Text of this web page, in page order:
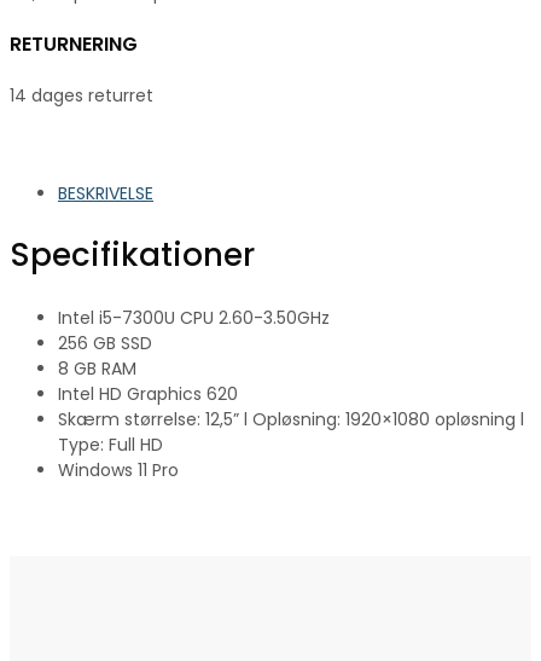
RETURNERING
14 dages returret
BESKRIVELSE
Specifikationer
Intel i5-7300U CPU 2.60-3.50GHz
256 GB SSD
8 GB RAM
Intel HD Graphics 620
Skærm størrelse: 12,5” l Opløsning: 1920×1080 opløsning l
Type: Full HD
Windows 11 Pro